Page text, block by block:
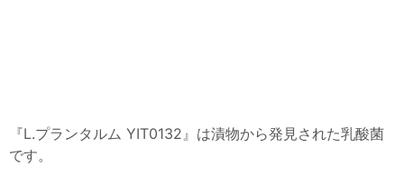
『L.プランタルム YIT0132』は漬物から発見された乳酸菌
です。